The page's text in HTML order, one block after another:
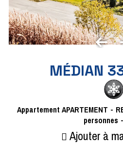
MÉDIAN
Appartement APARTEMENT
personnes
Ajouter à